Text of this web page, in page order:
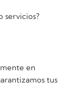
servicios?
en
tus